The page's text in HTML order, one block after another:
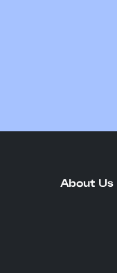
About Us